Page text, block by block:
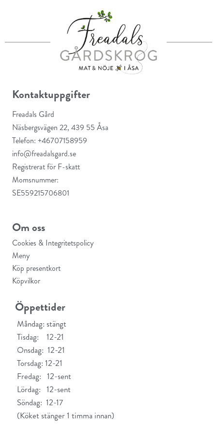
Kontaktuppgifter
Freadals Gård
Näsbergsvägen 22, 439 55 Åsa
Telefon: +46707158959
info@freadalsgard.se
Registrerat för F-skatt
Momsnummer:
SE559215706801
Om oss
Cookies & Integritetspolicy
Meny
Köp presentkort
Köpvilkor
Öppettider
Måndag: stängt
Tisdag: 12-21
Onsdag: 12-21
Torsdag: 12-21
Fredag: 12-sent
Lördag: 12-sent
Söndag: 12-17
(Köket stänger 1 timma innan)